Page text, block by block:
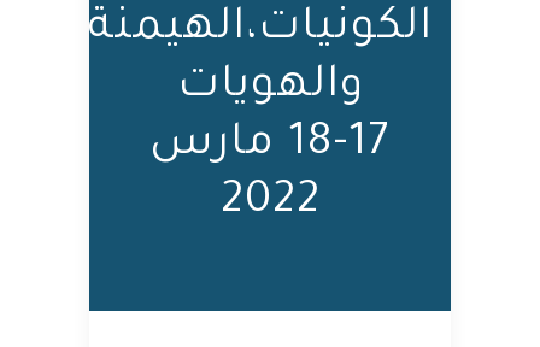
الكونيات،الهيمنة
والهويات
18-17 مارس
2022